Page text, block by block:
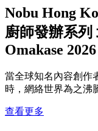
Nobu Hong
廚師發辦系列
Omakase 2026
當全球知名內容創作
時，網絡世界為之沸
查看更多